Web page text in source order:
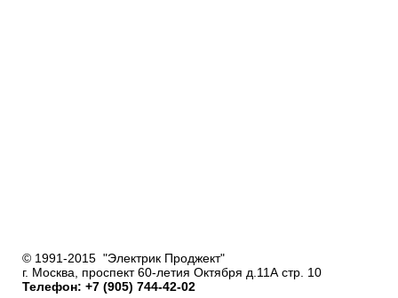
© 1991-2015 "Электрик Проджект"
г. Москва, проспект 60-летия Октября д.11А стр. 10
Телефон: +7 (905) 744-42-02